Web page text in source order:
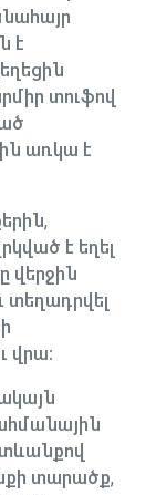
է
տուֆով
առկա է
է եղել
վերջին
տեղադրվել
վրա։
տարածք,